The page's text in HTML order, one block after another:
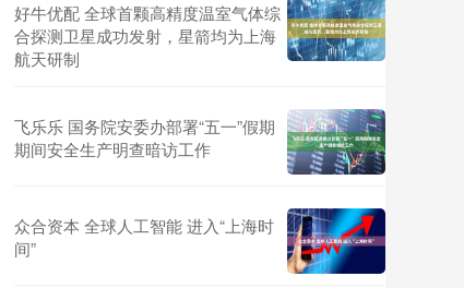
好牛优配 全球首颗高精度温室气体综
合探测卫星成功发射，星箭均为上海
航天研制
飞乐乐 国务院安委办部署“五一”假期
期间安全生产明查暗访工作
众合资本 全球人工智能 进入“上海时
间”